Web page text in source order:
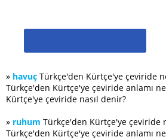
» havuç Türkçe'den Kürtçe'ye çeviride
Türkçe'den Kürtçe'ye çeviride anlamı
Kürtçe'ye çeviride nasıl denir?
» ruhum Türkçe'den Kürtçe'ye çeviride
Türkçe'den Kürtçe'ye çeviride anlamı